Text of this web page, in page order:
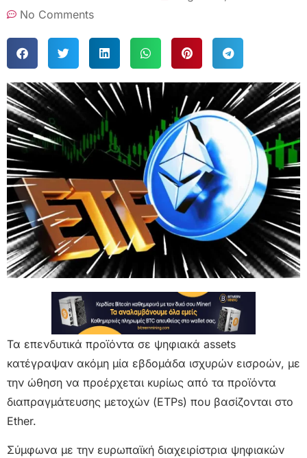
No Comments
Τα επενδυτικά προϊόντα σε ψηφιακά assets
κατέγραψαν ακόμη μία εβδομάδα ισχυρών εισροών, με
την ώθηση να προέρχεται κυρίως από τα προϊόντα
διαπραγμάτευσης μετοχών (ETPs) που βασίζονται στο
Ether.
Σύμφωνα με την ευρωπαϊκή διαχειρίστρια ψηφιακών